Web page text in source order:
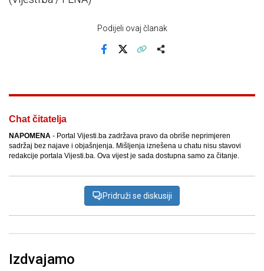
Podijeli ovaj članak
Chat čitatelja
NAPOMENA - Portal Vijesti.ba zadržava pravo da obriše neprimjeren
sadržaj bez najave i objašnjenja. Mišljenja iznešena u chatu nisu stavovi
redakcije portala Vijesti.ba. Ova vijest je sada dostupna samo za čitanje.
Pridruži se diskusiji
Izdvajamo